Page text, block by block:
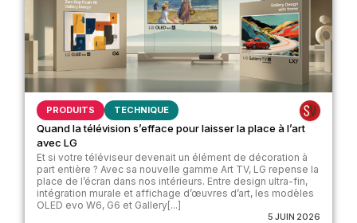
PRODUITS TECHNIQUE
Quand la télévision s’efface pour laisser la place à l’art
avec LG
Et si votre téléviseur devenait un élément de décoration à
part entière ? Avec sa nouvelle gamme Art TV, LG repense la
place de l’écran dans nos intérieurs. Entre design ultra-fin,
intégration murale et affichage d’œuvres d’art, les modèles
OLED evo W6, G6 et Gallery[...]
5 JUIN 2026